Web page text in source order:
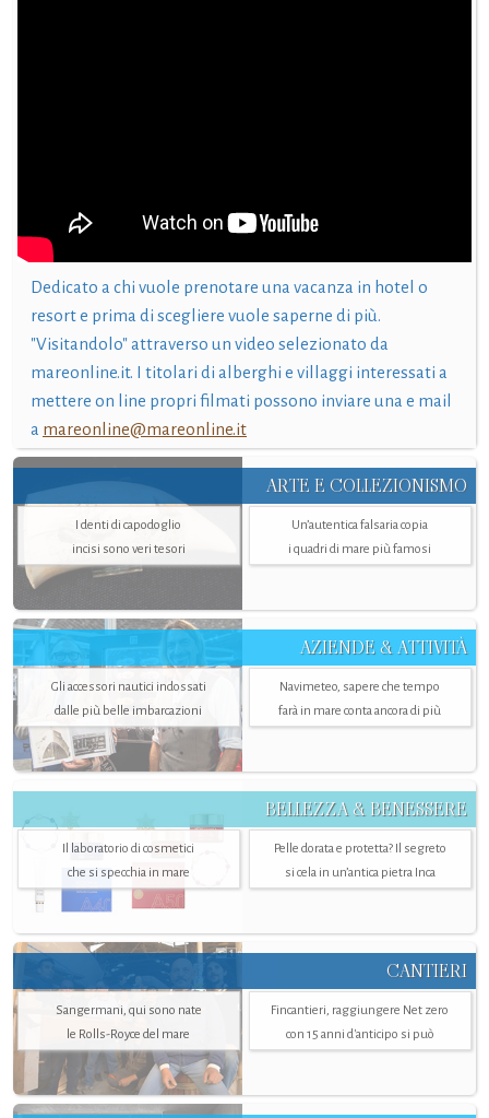
Dedicato a chi vuole prenotare una vacanza in hotel o
resort e prima di scegliere vuole saperne di più.
"Visitandolo" attraverso un video selezionato da
mareonline.it. I titolari di alberghi e villaggi interessati a
mettere on line propri filmati possono inviare una e mail
a mareonline@mareonline.it
ARTE E COLLEZIONISMO
I denti di capodoglio
incisi sono veri tesori
Un’autentica falsaria copia
i quadri di mare più famosi
AZIENDE & ATTIVITÀ
Gli accessori nautici indossati
dalle più belle imbarcazioni
Navimeteo, sapere che tempo
farà in mare conta ancora di più
BELLEZZA & BENESSERE
Il laboratorio di cosmetici
che si specchia in mare
Pelle dorata e protetta? Il segreto
si cela in un’antica pietra Inca
CANTIERI
Sangermani, qui sono nate
le Rolls-Royce del mare
Fincantieri, raggiungere Net zero
con 15 anni d'anticipo si può